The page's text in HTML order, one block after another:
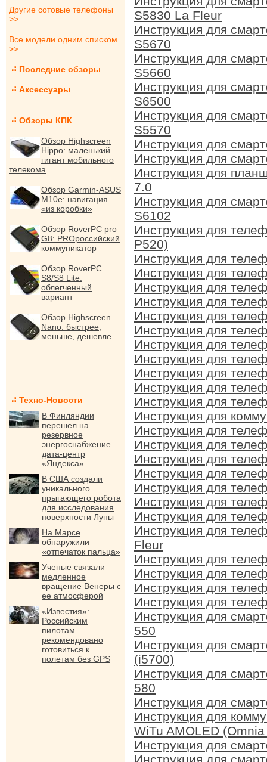
Другие сотовые телефоны
>>
Все модели одним списком
>>
Последние обзоры
Аксессуары
Обзоры КПК
Обзор Highscreen
Hippo: маленький
гигант мобильного
телекома
Обзор Garmin-ASUS
M10e: навигация
«из коробки»
Обзор RoverPC pro
G8: PROроссийский
коммуникатор
Обзор RoverPC
S8/S8 Lite:
облегченный
вариант
Обзор Highscreen
Nano: быстрее,
меньше, дешевле
Техно-Новости
В Финляндии
перешел на
резервное
энергоснабжение
дата-центр
«Яндекса»
В США создали
уникального
прыгающего робота
для исследования
поверхности Луны
На Марсе
обнаружили
«отпечаток пальца»
Ученые связали
медленное
вращение Венеры с
ее атмосферой
«Известия»:
Российским
пилотам
рекомендовано
готовиться к
полетам без GPS
S5830 La Fleur
Инструкция для
S5670
Инструкция для
S5660
Инструкция для
S6500
Инструкция для
S5570
Инструкция для
Инструкция для
Инструкция для
7.0
Инструкция для
S6102
Инструкция для
P520)
Инструкция для
Инструкция для
Инструкция для
Инструкция для
Инструкция для
Инструкция для
Инструкция для
Инструкция для
Инструкция для
Инструкция для
Инструкция для
Инструкция для
Инструкция для
Инструкция для
Инструкция для
Инструкция для
Инструкция для
Инструкция для
Инструкция для
Инструкция для
Fleur
Инструкция для
Инструкция для
Инструкция для
Инструкция для
Инструкция для
550
Инструкция для
(i5700)
Инструкция для
580
Инструкция для
Инструкция для
WiTu AMOLED
Инструкция для